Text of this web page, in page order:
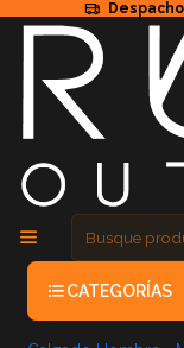
CATEGORÍAS